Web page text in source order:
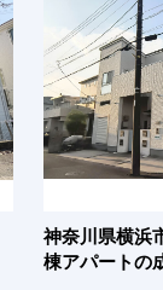
神奈川県横浜
棟アパートの